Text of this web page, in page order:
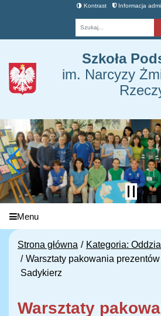
Kontrast Informacja
Szkoła
im. Narcyzy
Menu
Strona główna
Kategoria:
Warsztaty pakowania
Sadykierz
Warsztaty